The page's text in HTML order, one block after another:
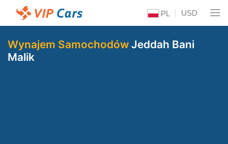
PL USD
Wynajem Samochodów Jeddah Bani
Malik